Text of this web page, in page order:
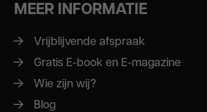
MEER INFORMATIE
Vrijblijvende afspraak
Gratis E-book en E-magazine
Wie zijn wij?
Blog